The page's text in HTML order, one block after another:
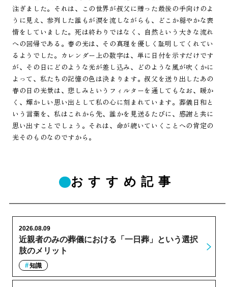
注ぎました。それは、この世界が叔父に贈った最後の手向けのよ
うに見え、参列した誰もが涙を流しながらも、どこか穏やかな表
情をしていました。死は終わりではなく、自然という大きな流れ
への回帰である。春の光は、その真理を優しく証明してくれてい
るようでした。カレンダー上の数字は、単に日付を示すだけです
が、その日にどのような光が差し込み、どのような風が吹くかに
よって、私たちの記憶の色は決まります。叔父を送り出したあの
春の日の光景は、悲しみというフィルターを通してもなお、暖か
く、輝かしい思い出として私の心に刻まれています。葬儀日和と
いう言葉を、私はこれから先、誰かを見送るたびに、感謝と共に
思い出すことでしょう。それは、命が続いていくことへの肯定の
光そのものなのですから。
おすすめ記事
近親者のみの葬儀における「一日葬」という選択
肢のメリット
2026.08.09
知識